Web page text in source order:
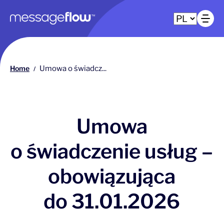
Główna nawigacja
Home / Umowa o świadcz...
Umowa
o świadczenie usług –
obowiązująca
do 31.01.2026